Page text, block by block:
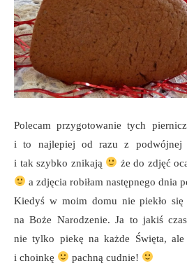
Polecam przygotowanie tych
i to najlepiej od razu z podwójnej
i tak szybko znikają
że do zdjęć
a zdjęcia robiłam następnego dnia
Kiedyś w moim domu nie piekło
na Boże Narodzenie. Ja to jakiś
nie tylko piekę na każde Święta,
i choinkę
pachną cudnie!